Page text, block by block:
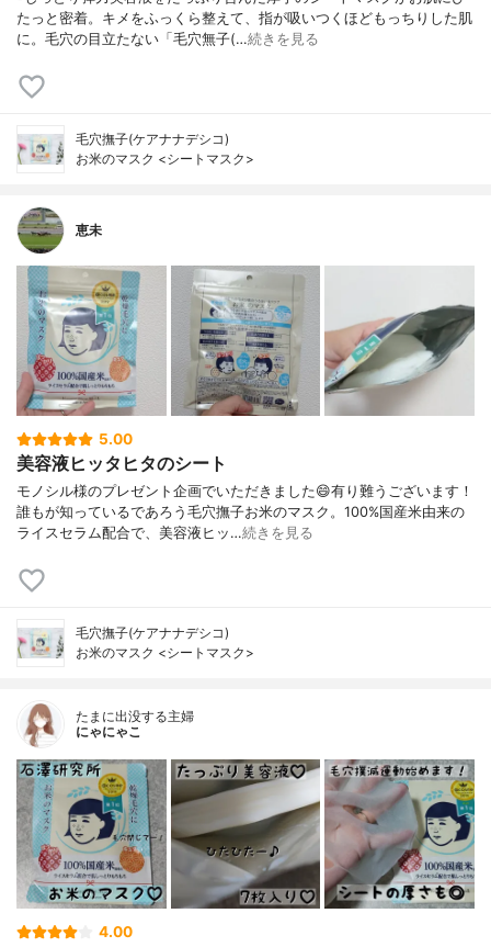
たっと密着。キメをふっくら整えて、指が吸いつくほどもっちりした肌
に。毛穴の目立たない「毛穴無子(…続きを見る
毛穴撫子(ケアナナデシコ)
お米のマスク <シートマスク>
恵未
5.00
美容液ヒッタヒタのシート
モノシル様のプレゼント企画でいただきました😄有り難うございます！
誰もが知っているであろう毛穴撫子お米のマスク。100%国産米由来の
ライスセラム配合で、美容液ヒッ…続きを見る
毛穴撫子(ケアナナデシコ)
お米のマスク <シートマスク>
たまに出没する主婦
にゃにゃこ
4.00